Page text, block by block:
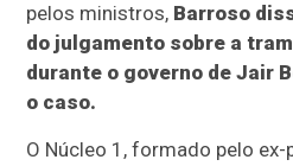
pelos ministros, Barroso
do julgamento sobre a
durante o governo de Jair
o caso.
O Núcleo 1, formado pelo